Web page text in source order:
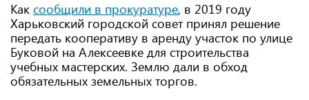
Как сообщили в прокуратуре, в 2019 году
Харьковский городской совет принял решение
передать кооперативу в аренду участок по улице
Буковой на Алексеевке для строительства
учебных мастерских. Землю дали в обход
обязательных земельных торгов.